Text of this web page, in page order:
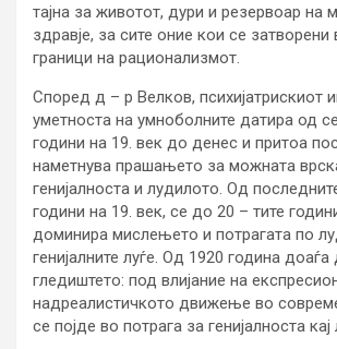
тајна за животот, дури и резервоар на
здравје, за сите оние кои се затворени
граници на рационализмот.
Според д – р Велков, психијатрискиот
уметноста на умноболните датира од
години на 19. век до денес и притоа
наметнува прашањето за можната
генијалноста и лудилото. Од
години на 19. век, се до 20 – тите
доминира мислењето и потрагата по
генијалните луѓе. Од 1920 година
гледиштето: под влијание на
надреалистичкото движење во
се појде во потрага за генијалноста кај